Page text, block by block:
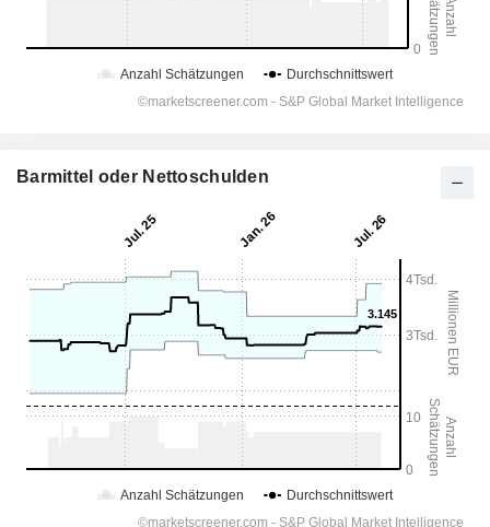
Barmittel oder Nettoschulden